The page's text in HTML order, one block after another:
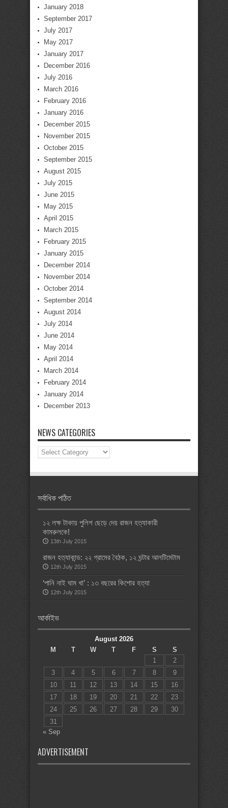
January 2018
September 2017
July 2017
May 2017
January 2017
December 2016
July 2016
March 2016
February 2016
January 2016
December 2015
November 2015
October 2015
September 2015
August 2015
July 2015
June 2015
May 2015
April 2015
March 2015
February 2015
January 2015
December 2014
November 2014
October 2014
September 2014
August 2014
July 2014
June 2014
May 2014
April 2014
March 2014
February 2014
January 2014
December 2013
NEWS CATEGORIES
News
Categories
সর্বাধিক পঠিত
১২ লক্ষ টাকায় পুলিশ ছেড়ে দেয় রাজন হত্যাকারী
কামরুলকে!
13th July 2015
রাজন হত্যাকান্ড: ২২ গ্রামের বৈঠক, ১২ ঘন্টার আলটিমেটাম
12th July 2015
‘পানি নাই ঘাম খা’ : ১৩ বছরের কিশোর হত্যা
12th July 2015
আর্কাইভ
August 2026
M
T W T F S
S
1
2
3
4 5 6 7 8
9
10
11 12 13 14 15
16
17
18 19 20 21 22
23
24
25 26 27 28 29
30
31
« Sep
ADVERTISEMENT